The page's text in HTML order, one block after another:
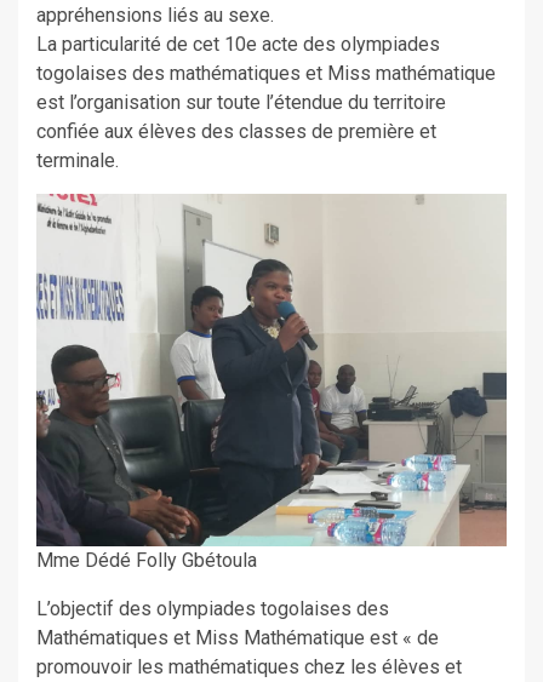
appréhensions liés au sexe.
La particularité de cet 10e acte des olympiades
togolaises des mathématiques et Miss mathématique
est l’organisation sur toute l’étendue du territoire
confiée aux élèves des classes de première et
terminale.
Mme Dédé Folly Gbétoula
L’objectif des olympiades togolaises des
Mathématiques et Miss Mathématique est « de
promouvoir les mathématiques chez les élèves et